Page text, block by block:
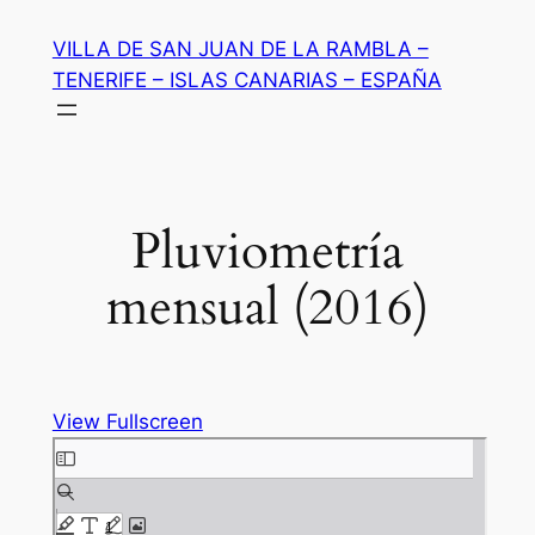
contenido
VILLA DE SAN JUAN DE LA RAMBLA –
TENERIFE – ISLAS CANARIAS – ESPAÑA
Pluviometría
mensual (2016)
View Fullscreen
Saltar
al
contenido